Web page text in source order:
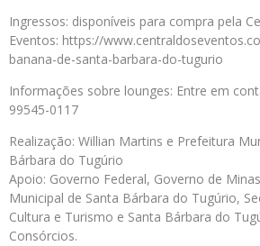
Ingressos: disponíveis para compra pela
Eventos: https://
banana-de-santa-barbara-do-tugurio
Informações sobre lounges: Entre em
99545-0117
Realização: Willian Martins e Prefeitura
Bárbara do Tugúrio
Apoio: Governo Federal, Governo de
Municipal de Santa Bárbara do Tugúrio,
Cultura e Turismo e Santa Bárbara do
Consórcios.